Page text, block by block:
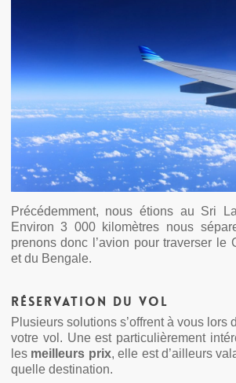
Précédemment, nous étions au Sri
Environ 3 000 kilomètres nous
prenons donc l’avion pour traverser le
et du Bengale.
Réservation du vol
Plusieurs solutions s’offrent à vous lors
votre vol. Une est particulièrement
les meilleurs prix, elle est d’ailleurs
quelle destination.